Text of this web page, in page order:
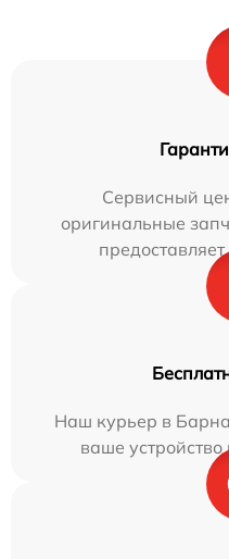
Сервисный
оригинальные
Наш курьер в
ваше